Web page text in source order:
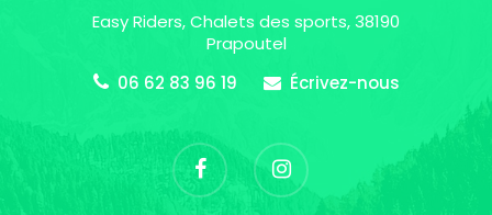
Easy Riders, Chalets des sports, 38190
Prapoutel
06 62 83 96 19
Écrivez-nous